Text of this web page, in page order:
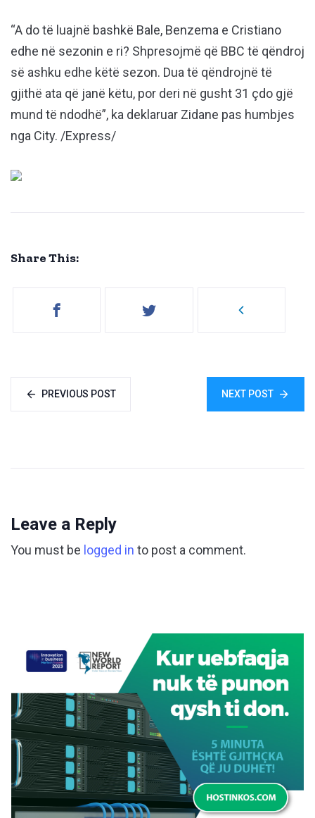
“A do të luajnë bashkë Bale, Benzema e Cristiano
edhe në sezonin e ri? Shpresojmë që BBC të qëndroj
së ashku edhe këtë sezon. Dua të qëndrojnë të
gjithë ata që janë këtu, por deri në gusht 31 çdo gjë
mund të ndodhë”, ka deklaruar Zidane pas humbjes
nga City. /Express/
Share This:
PREVIOUS POST NEXT POST
Leave a Reply
You must be logged in to post a comment.